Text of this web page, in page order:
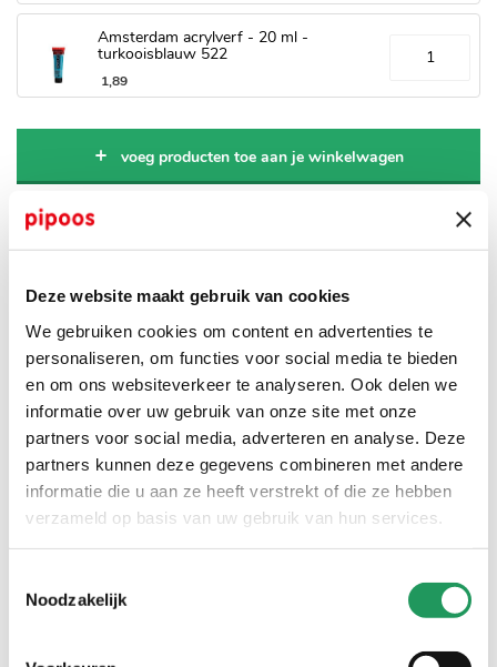
Deze website maakt gebruik van cookies
We gebruiken cookies om content en advertenties te
personaliseren, om functies voor social media te bieden
en om ons websiteverkeer te analyseren. Ook delen we
informatie over uw gebruik van onze site met onze
partners voor social media, adverteren en analyse. Deze
partners kunnen deze gegevens combineren met andere
informatie die u aan ze heeft verstrekt of die ze hebben
verzameld op basis van uw gebruik van hun services.
Noodzakelijk
Amsterdam acrylverf - 20 ml -
turkooisblauw 522
1,89
voeg producten toe aan je winkelwagen
Piepschuim bal - 10 cm (2x)
Piepschuim bal (2-delig) - 25 cm
Piepschuim ei (2-delig) - 15 cm
Amsterdam acrylverf 120 ml - quinacridoneroze licht (385),
naftal rood middel (396)
Amsterdam acrylverf 20 ml - turkooisblauw (622),
ultramarijn (504) en oxydzwart (735)
Potlood